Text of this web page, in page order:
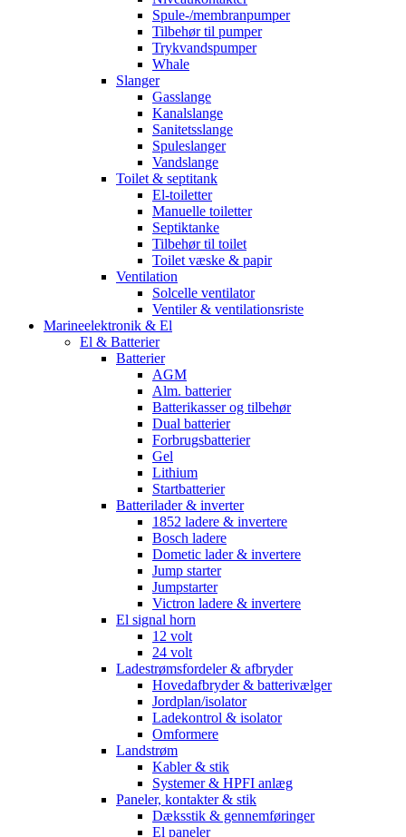
Spule-/membranpumper
Tilbehør til pumper
Trykvandspumper
Whale
Slanger
Gasslange
Kanalslange
Sanitetsslange
Spuleslanger
Vandslange
Toilet & septitank
El-toiletter
Manuelle toiletter
Septiktanke
Tilbehør til toilet
Toilet væske & papir
Ventilation
Solcelle ventilator
Ventiler & ventilationsriste
Marineelektronik & El
El & Batterier
Batterier
AGM
Alm. batterier
Batterikasser og tilbehør
Dual batterier
Forbrugsbatterier
Gel
Lithium
Startbatterier
Batterilader & inverter
1852 ladere & invertere
Bosch ladere
Dometic lader & invertere
Jump starter
Jumpstarter
Victron ladere & invertere
El signal horn
12 volt
24 volt
Ladestrømsfordeler & afbryder
Hovedafbryder & batterivælger
Jordplan/isolator
Ladekontrol & isolator
Omformere
Landstrøm
Kabler & stik
Systemer & HPFI anlæg
Paneler, kontakter & stik
Dæksstik & gennemføringer
El paneler